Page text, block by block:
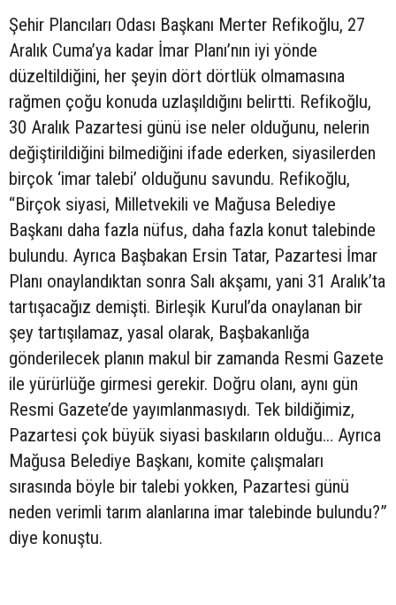
Şehir Plancıları Odası Başkanı Merter Refikoğlu, 27
Aralık Cuma’ya kadar İmar Planı’nın iyi yönde
düzeltildiğini, her şeyin dört dörtlük olmamasına
rağmen çoğu konuda uzlaşıldığını belirtti. Refikoğlu,
30 Aralık Pazartesi günü ise neler olduğunu, nelerin
değiştirildiğini bilmediğini ifade ederken, siyasilerden
birçok ‘imar talebi’ olduğunu savundu. Refikoğlu,
“Birçok siyasi, Milletvekili ve Mağusa Belediye
Başkanı daha fazla nüfus, daha fazla konut talebinde
bulundu. Ayrıca Başbakan Ersin Tatar, Pazartesi İmar
Planı onaylandıktan sonra Salı akşamı, yani 31 Aralık’ta
tartışacağız demişti. Birleşik Kurul’da onaylanan bir
şey tartışılamaz, yasal olarak, Başbakanlığa
gönderilecek planın makul bir zamanda Resmi Gazete
ile yürürlüğe girmesi gerekir. Doğru olanı, aynı gün
Resmi Gazete’de yayımlanmasıydı. Tek bildiğimiz,
Pazartesi çok büyük siyasi baskıların olduğu… Ayrıca
Mağusa Belediye Başkanı, komite çalışmaları
sırasında böyle bir talebi yokken, Pazartesi günü
neden verimli tarım alanlarına imar talebinde bulundu?”
diye konuştu.